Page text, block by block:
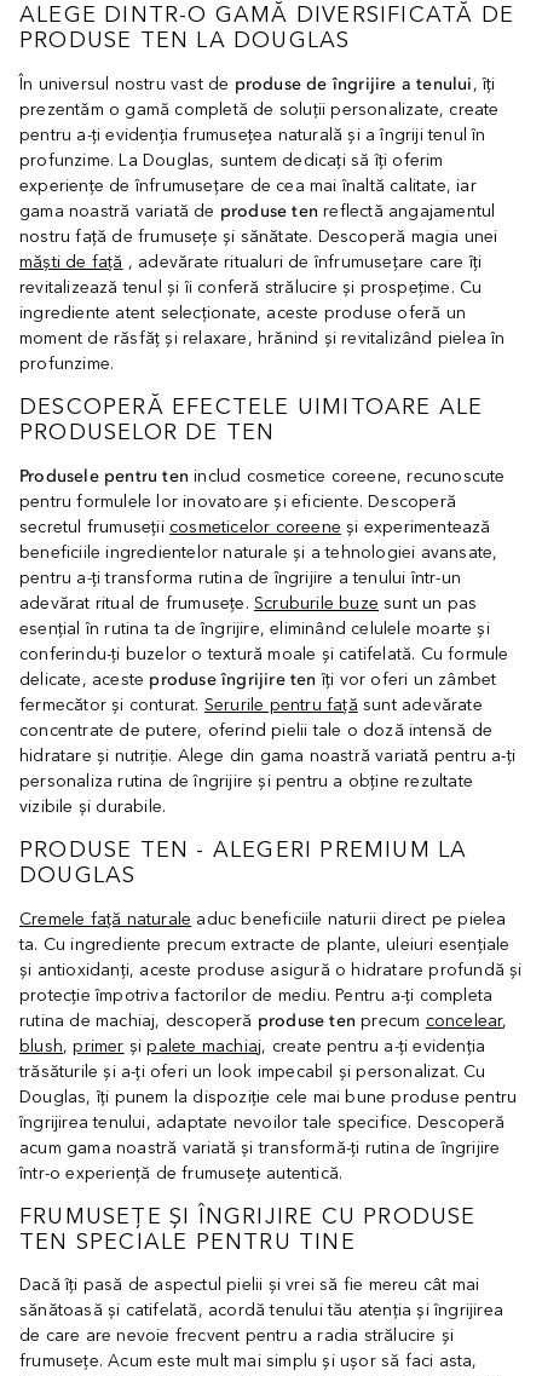
ALEGE DINTR-O GAMĂ DIVERSIFICATĂ DE
PRODUSE TEN LA DOUGLAS
În universul nostru vast de produse de îngrijire a tenului, îți
prezentăm o gamă completă de soluții personalizate, create
pentru a-ți evidenția frumusețea naturală și a îngriji tenul în
profunzime. La Douglas, suntem dedicați să îți oferim
experiențe de înfrumusețare de cea mai înaltă calitate, iar
gama noastră variată de produse ten reflectă angajamentul
nostru față de frumusețe și sănătate. Descoperă magia unei
măști de față , adevărate ritualuri de înfrumusețare care îți
revitalizează tenul și îi conferă strălucire și prospețime. Cu
ingrediente atent selecționate, aceste produse oferă un
moment de răsfăț și relaxare, hrănind și revitalizând pielea în
profunzime.
DESCOPERĂ EFECTELE UIMITOARE ALE
PRODUSELOR DE TEN
Produsele pentru ten includ cosmetice coreene, recunoscute
pentru formulele lor inovatoare și eficiente. Descoperă
secretul frumuseții cosmeticelor coreene și experimentează
beneficiile ingredientelor naturale și a tehnologiei avansate,
pentru a-ți transforma rutina de îngrijire a tenului într-un
adevărat ritual de frumusețe. Scruburile buze sunt un pas
esențial în rutina ta de îngrijire, eliminând celulele moarte și
conferindu-ți buzelor o textură moale și catifelată. Cu formule
delicate, aceste produse îngrijire ten îți vor oferi un zâmbet
fermecător și conturat. Serurile pentru față sunt adevărate
concentrate de putere, oferind pielii tale o doză intensă de
hidratare și nutriție. Alege din gama noastră variată pentru a-ți
personaliza rutina de îngrijire și pentru a obține rezultate
vizibile și durabile.
PRODUSE TEN - ALEGERI PREMIUM LA
DOUGLAS
Cremele față naturale aduc beneficiile naturii direct pe pielea
ta. Cu ingrediente precum extracte de plante, uleiuri esențiale
și antioxidanți, aceste produse asigură o hidratare profundă și
protecție împotriva factorilor de mediu. Pentru a-ți completa
rutina de machiaj, descoperă produse ten precum concelear,
blush,primer șipalete machiaj, create pentru a-ți evidenția
trăsăturile și a-ți oferi un look impecabil și personalizat. Cu
Douglas, îți punem la dispoziție cele mai bune produse pentru
îngrijirea tenului, adaptate nevoilor tale specifice. Descoperă
acum gama noastră variată și transformă-ți rutina de îngrijire
într-o experiență de frumusețe autentică.
FRUMUSEȚE ȘI ÎNGRIJIRE CU PRODUSE
TEN SPECIALE PENTRU TINE
Dacă îți pasă de aspectul pielii și vrei să fie mereu cât mai
sănătoasă și catifelată, acordă tenului tău atenția și îngrijirea
de care are nevoie frecvent pentru a radia strălucire și
frumusețe. Acum este mult mai simplu și ușor să faci asta,